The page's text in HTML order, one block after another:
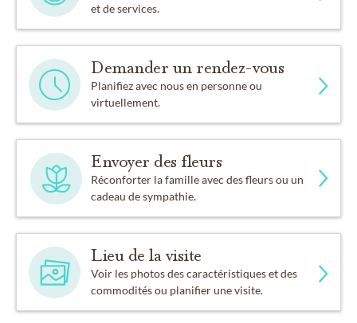
et de services.
Demander un rendez-vous
Planifiez avec nous en personne ou
virtuellement.
Envoyer des fleurs
Réconforter la famille avec des fleurs ou un
cadeau de sympathie.
Lieu de la visite
Voir les photos des caractéristiques et des
commodités ou planifier une visite.